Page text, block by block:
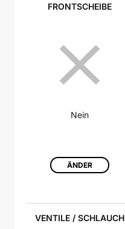
FRONTSCHEIBE
Nein
ÄNDER
VENTILE / SCHLAUCH